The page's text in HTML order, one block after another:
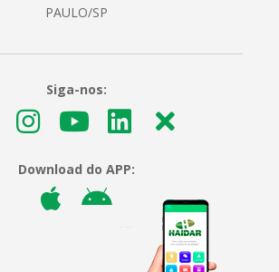
PAULO/SP
Siga-nos:
Download do APP: